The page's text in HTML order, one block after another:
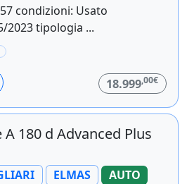
condizioni: Usato
2023 tipologia ...
18.999,00€
180 d Advanced Plus
ELMAS
AUTO